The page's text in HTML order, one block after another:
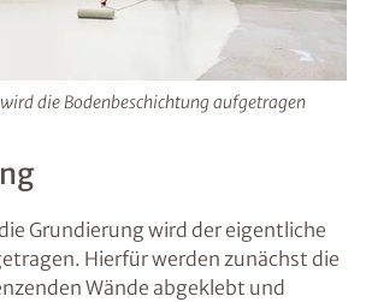
die Bodenbeschichtung aufgetragen
Grundierung wird der eigentliche
Hierfür werden zunächst die
Wände abgeklebt und